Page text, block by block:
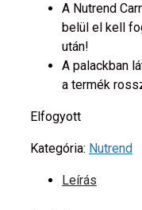
A Nutrend
belül el kell
után!
A palackban
a termék
Elfogyott
Kategória: Nutrend
Leírás